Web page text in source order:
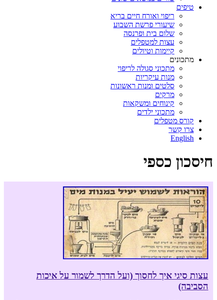
טיפים
ריפוי ואורח חיים בריא
שיעורי פרשת השבוע
שלום בית ופרנסה
עצות למטפלים
קיימות וטיולים
מתכונים
מתכוני סגולה לריפוי
מנות עיקריות
סלטים ומנות ראשונות
מרקים
קינוחים ומשקאות
מתכוני ילדים
קורס מטפלים
צרו קשר
English
חיסכון כספי
עצות סיגי איך לחסוך (ועל הדרך לשמור על איכות
הסביבה)